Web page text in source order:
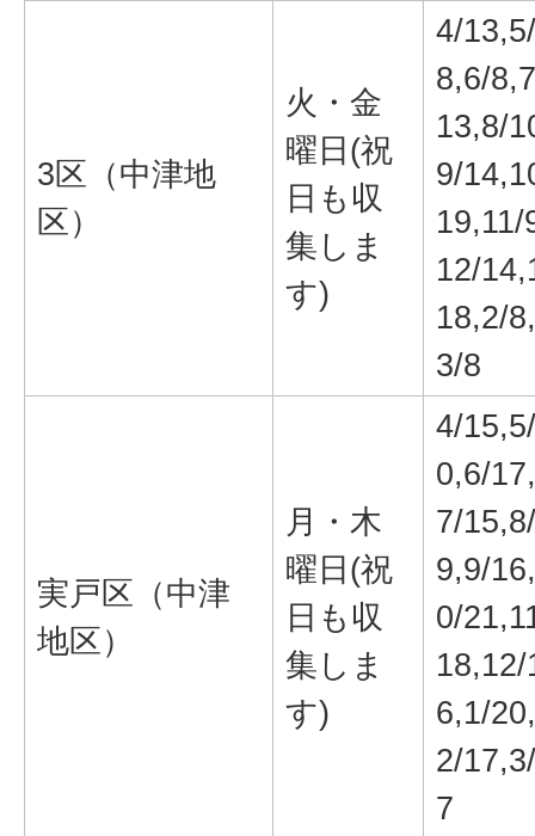
3区（中津地
区）
火・金
曜日(祝
日も収
集しま
す)
4/
8,6/
13,8/
9/
19,11/
12/
18,2/8,
3/8
実戸区（中津
地区）
月・木
曜日(祝
日も収
集しま
す)
4/
0,6/17,
7/
9,9/
0/
18,12/
6,1/20,
2/
7